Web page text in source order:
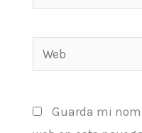
electrónico*
Web
Guarda mi